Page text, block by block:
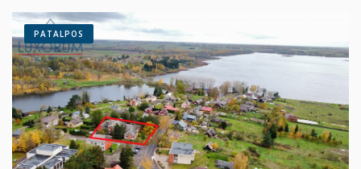
PATALPOS